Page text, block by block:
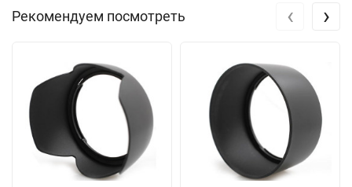
Рекомендуем посмотреть ‹ ›